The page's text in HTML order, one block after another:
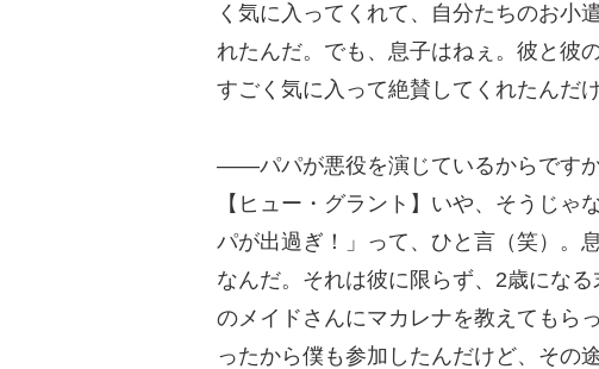
く気に入ってくれて、自分たちのお小
れたんだ。でも、息子はねぇ。彼と彼
すごく気に入って絶賛してくれたんだ
――パパが悪役を演じているからです
【ヒュー・グラント】いや、そうじ
パが出過ぎ！」って、ひと言（笑）。
なんだ。それは彼に限らず、2歳にな
のメイドさんにマカレナを教えてもら
ったから僕も参加したんだけど、その